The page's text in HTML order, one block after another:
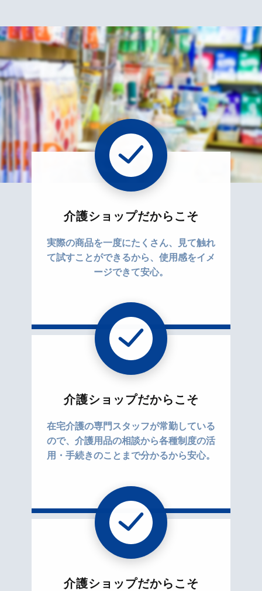
介護ショップだからこそ
実際の商品を一度にたくさん、見て触れ
て試すことができるから、使用感をイメ
ージできて安心。
介護ショップだからこそ
在宅介護の専門スタッフが常勤している
ので、介護用品の相談から各種制度の活
用・手続きのことまで分かるから安心。
介護ショップだからこそ